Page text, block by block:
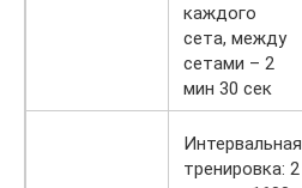
каждого
сета, между
сетами – 2
мин 30 сек
Интервальная
тренировка: 2